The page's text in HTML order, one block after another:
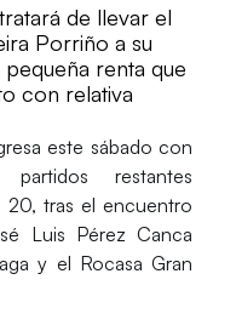
de llevar el
Porriño a su
renta que
con relativa
este sábado con
restantes
20, tras el encuentro
Luis Pérez Canca
y el Rocasa Gran